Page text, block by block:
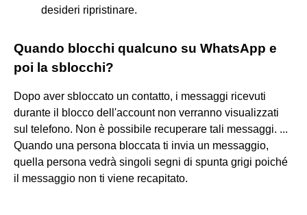
desideri ripristinare.
Quando blocchi qualcuno su WhatsApp e
poi la sblocchi?
Dopo aver sbloccato un contatto, i messaggi ricevuti
durante il blocco dell'account non verranno visualizzati
sul telefono. Non è possibile recuperare tali messaggi. ...
Quando una persona bloccata ti invia un messaggio,
quella persona vedrà singoli segni di spunta grigi poiché
il messaggio non ti viene recapitato.